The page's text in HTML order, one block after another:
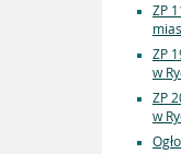
ZP
ZP
w
ZP
w